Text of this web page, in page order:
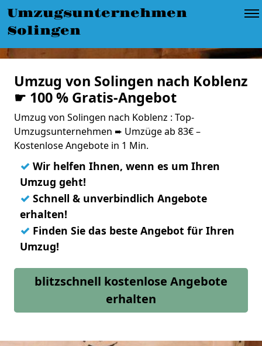
Umzugsunternehmen
Solingen
Umzug von Solingen nach Koblenz
☛ 100 % Gratis-Angebot
Umzug von Solingen nach Koblenz : Top-
Umzugsunternehmen ➨ Umzüge ab 83€ –
Kostenlose Angebote in 1 Min.
✓ Wir helfen Ihnen, wenn es um Ihren
Umzug geht!
✓ Schnell & unverbindlich Angebote
erhalten!
✓ Finden Sie das beste Angebot für Ihren
Umzug!
blitzschnell kostenlose Angebote
erhalten